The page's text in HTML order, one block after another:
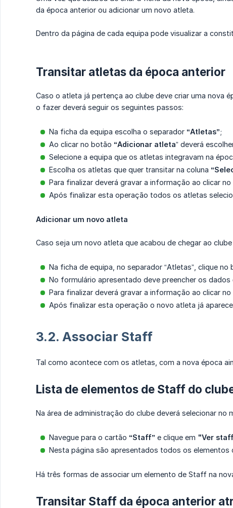
da época anterior ou adicionar um novo atleta.
Dentro da página de cada equipa pode visualizar a
Transitar atletas da época anterior
Caso o atleta já pertença ao clube deve criar uma nova
o fazer deverá seguir os seguintes passos:
Na ficha da equipa escolha o separador “Atletas”;
Ao clicar no botão “Adicionar atleta” deverá
Selecione a equipa que os atletas integravam na
Escolha os atletas que quer transitar na coluna
Para finalizar deverá gravar a informação ao clicar
Após finalizar esta operação todos os atletas
Adicionar um novo atleta
Caso seja um novo atleta que acabou de chegar ao
Na ficha de equipa, no separador “Atletas”, clique no
No formulário apresentado deve preencher os
Para finalizar deverá gravar a informação ao clicar
Após finalizar esta operação o novo atleta já
3.2. Associar Staff
Tal como acontece com os atletas, com a nova época
Lista de elementos de Staff do
Na área de administração do clube deverá selecionar no
Navegue para o cartão “Staff” e clique em "Ver
Nesta página são apresentados todos os
Há três formas de associar um elemento de Staff na
Transitar Staff da época anterior